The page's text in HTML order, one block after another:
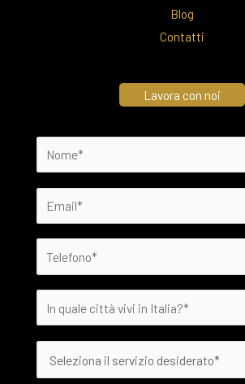
Blog
Contatti
Lavora con noi